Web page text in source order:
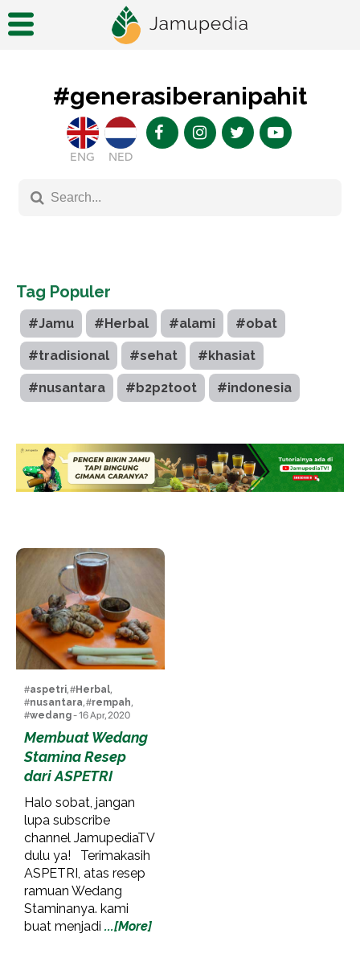
#generasiberanipahit
ENG NED
Tag Populer
#Jamu #Herbal #alami #obat
#tradisional #sehat #khasiat
#nusantara #b2p2toot #indonesia
#aspetri, #Herbal,
#nusantara, #rempah,
#wedang- 16 Apr, 2020
Membuat Wedang
Stamina Resep
dari ASPETRI
Halo sobat, jangan
lupa subscribe
channel JamupediaTV
dulu ya! Terimakasih
ASPETRI, atas resep
ramuan Wedang
Staminanya. kami
buat menjadi ...[More]